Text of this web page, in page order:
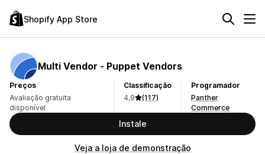
Shopify App Store
Multi Vendor ‑ Puppet Vendors
Preços
Avaliação gratuita
disponível
Classificação
4,9
(117)
Programador
Panther
Commerce
Instale
Veja a loja de demonstração